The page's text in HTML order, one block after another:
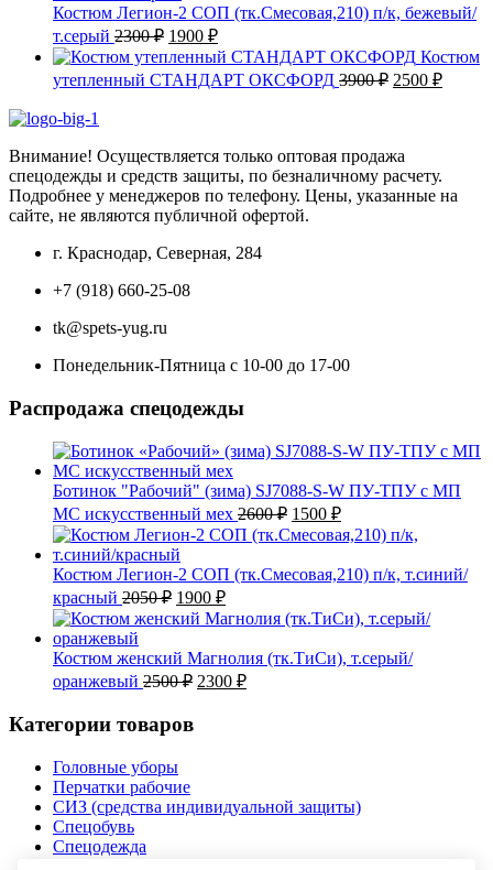
2500 ₽.
Костюм Легион-2 СОП (тк.Смесовая,210) п/к, бежевый/
т.серый 2300₽ Первоначальная
цена
составляла
2300 ₽.
1900 ₽Текущая
цена:
1900 ₽.
Костюм
утепленный СТАНДАРТ ОКСФОРД 3900₽ 2500 ₽
Внимание! Осуществляется только оптовая продажа
спецодежды и средств защиты, по безналичному расчету.
Подробнее у менеджеров по телефону. Цены, указанные на
сайте, не являются публичной офертой.
г. Краснодар, Северная, 284
+7 (918) 660-25-08
tk@spets-yug.ru
Понедельник-Пятница с 10-00 до 17-00
Распродажа спецодежды
Ботинок "Рабочий" (зима) SJ7088-S-W ПУ-ТПУ с МП
МС искусственный мех 2600₽ Первоначальная
цена
составляла
2600 ₽.
1500 ₽Текущая
цена:
Костюм Легион-2 СОП (тк.Смесовая,210) п/к, т.синий/
красный 2050₽ Первоначальная
цена
составляла
2050 ₽.
1900 ₽Текущая
цена:
Костюм женский Магнолия (тк.ТиСи), т.серый/
оранжевый 2500₽ Первоначальная
2300 ₽Текущая
Категории товаров
Головные уборы
Перчатки рабочие
СИЗ (средства индивидуальной защиты)
Спецобувь
Спецодежда